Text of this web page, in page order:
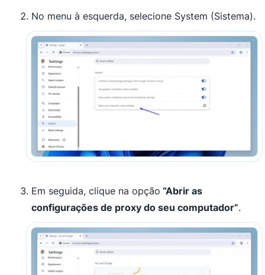
No menu à esquerda, selecione System (Sistema).
Em seguida, clique na opção “Abrir as
configurações de proxy do seu computador”.